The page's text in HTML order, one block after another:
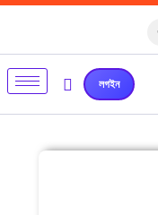
লগইন